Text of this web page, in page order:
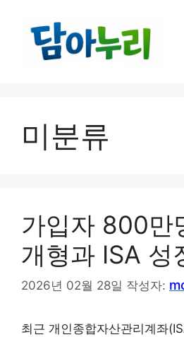
미분류
가입자 800만
개형과 ISA 성
2026년 02월 28일 작성자:
최근 개인종합자산관리계좌